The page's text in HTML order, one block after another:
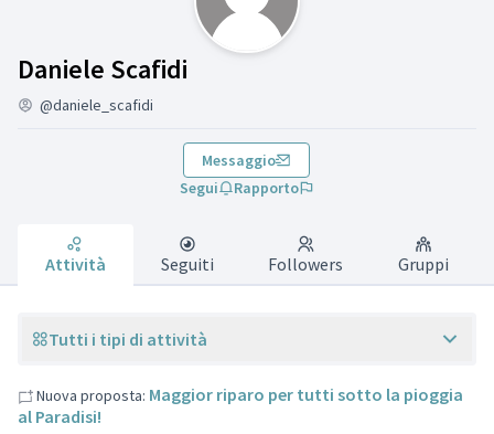
Daniele Scafidi
Attività (Daniele Scafidi)
@daniele_scafidi
Messaggio
Segui
Rapporto
Attività Seguiti Followers Gruppi
Tutti i tipi di attività
Nuova proposta: Maggior riparo per tutti sotto la pioggia
al Paradisi!